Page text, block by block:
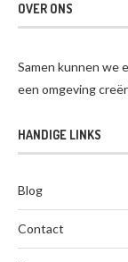
OVER ONS
Samen kunnen we
een omgeving
HANDIGE LINKS
Blog
Contact